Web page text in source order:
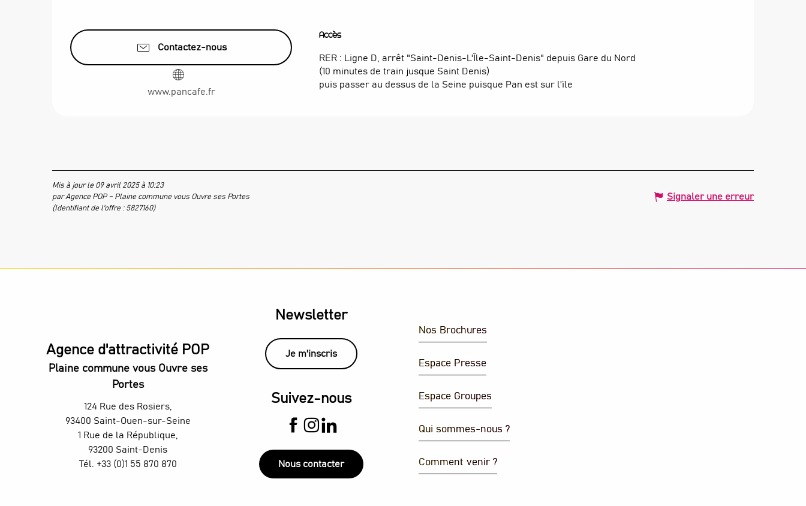
Contactez-nous
www.pancafe.fr
Accès
Accès
RER : Ligne D, arrêt "Saint-Denis-L'Île-Saint-Denis" depuis Gare du Nord
(10 minutes de train jusque Saint Denis)
puis passer au dessus de la Seine puisque Pan est sur l'ïle
Mis à jour le 09 avril 2025 à 10:23
par Agence POP – Plaine commune vous Ouvre ses Portes
(Identifiant de l'offre : 5827160)
Signaler une erreur
Agence d'attractivité POP
Plaine commune vous Ouvre ses
Portes
124 Rue des Rosiers,
93400 Saint-Ouen-sur-Seine
1 Rue de la République,
93200 Saint-Denis
Tél. +33 (0)1 55 870 870
Newsletter
Je m'inscris
Suivez-nous
Nous contacter
Nos Brochures
Espace Presse
Espace Groupes
Qui sommes-nous ?
Comment venir ?